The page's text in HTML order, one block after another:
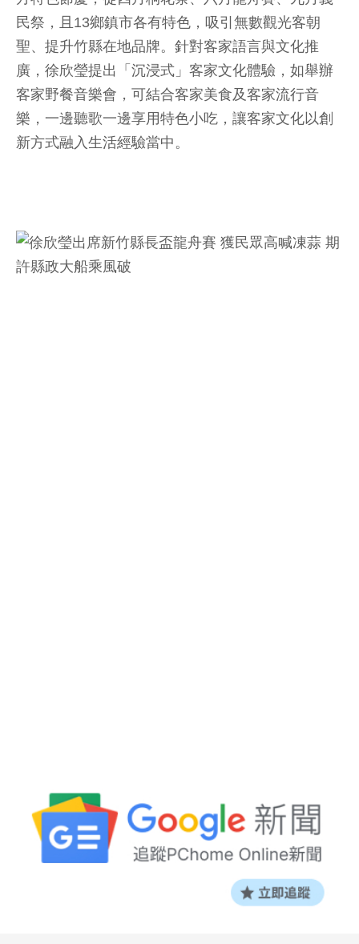
民祭，且13鄉鎮市各有特色，吸引無數觀光客朝
聖、提升竹縣在地品牌。針對客家語言與文化推
廣，徐欣瑩提出「沉浸式」客家文化體驗，如舉辦
客家野餐音樂會，可結合客家美食及客家流行音
樂，一邊聽歌一邊享用特色小吃，讓客家文化以創
新方式融入生活經驗當中。